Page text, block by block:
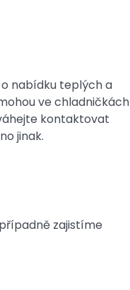
nabídku teplých a
ve chladničkách
kontaktovat
jinak.
zajistíme